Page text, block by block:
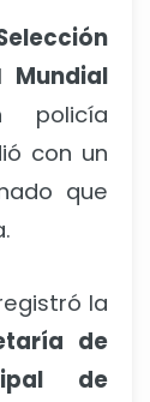
Mundial
policía
con un
que
la
de
de